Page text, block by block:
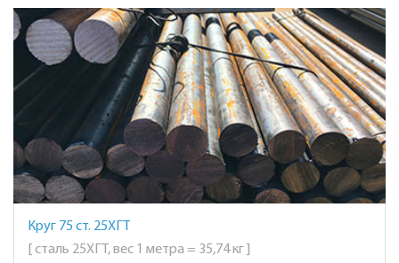
Круг 75 ст. 25ХГТ
[ сталь 25ХГТ, вес 1 метра = 35,74 кг ]